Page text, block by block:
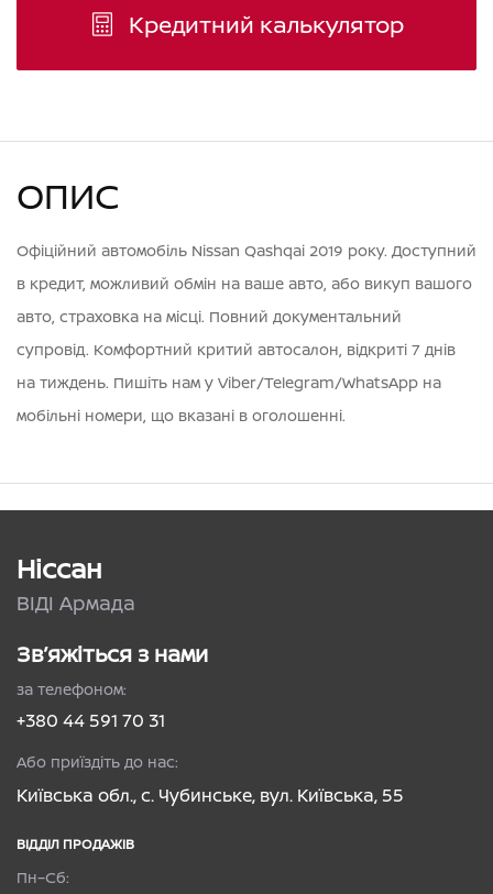
Кредитний калькулятор
ОПИС
Офіційний автомобіль Nissan Qashqai 2019 року. Доступний
в кредит, можливий обмін на ваше авто, або викуп вашого
авто, страховка на місці. Повний документальний
супровід. Комфортний критий автосалон, відкриті 7 днів
на тиждень. Пишіть нам у Viber/Telegram/WhatsApp на
мобільні номери, що вказані в оголошенні.
Ніссан
ВІДІ Армада
Зв’яжіться з нами
за телефоном:
+380 44 591 70 31
Або приїздіть до нас:
Київська обл., с. Чубинське, вул. Київська, 55
ВІДДІЛ ПРОДАЖІВ
Пн–Сб: